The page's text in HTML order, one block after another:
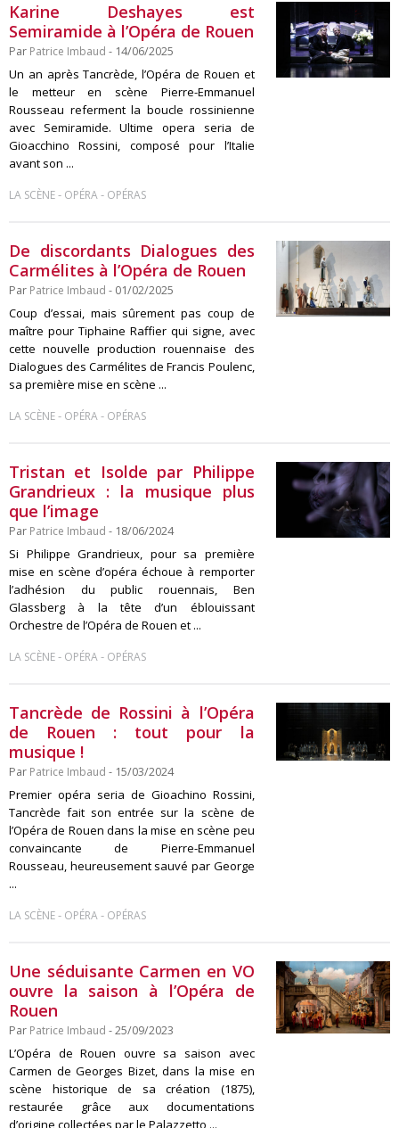
Karine Deshayes est
Semiramide à l’Opéra de Rouen
Par Patrice Imbaud - 14/06/2025
Un an après Tancrède, l’Opéra de Rouen et
le metteur en scène Pierre-Emmanuel
Rousseau referment la boucle rossinienne
avec Semiramide. Ultime opera seria de
Gioacchino Rossini, composé pour l’Italie
avant son ...
LA SCÈNE- OPÉRA- OPÉRAS
De discordants Dialogues des
Carmélites à l’Opéra de Rouen
Par Patrice Imbaud - 01/02/2025
Coup d’essai, mais sûrement pas coup de
maître pour Tiphaine Raffier qui signe, avec
cette nouvelle production rouennaise des
Dialogues des Carmélites de Francis Poulenc,
sa première mise en scène ...
LA SCÈNE- OPÉRA- OPÉRAS
Tristan et Isolde par Philippe
Grandrieux : la musique plus
que l’image
Par Patrice Imbaud - 18/06/2024
Si Philippe Grandrieux, pour sa première
mise en scène d’opéra échoue à remporter
l’adhésion du public rouennais, Ben
Glassberg à la tête d’un éblouissant
Orchestre de l’Opéra de Rouen et ...
LA SCÈNE- OPÉRA- OPÉRAS
Tancrède de Rossini à l’Opéra
de Rouen : tout pour la
musique !
Par Patrice Imbaud - 15/03/2024
Premier opéra seria de Gioachino Rossini,
Tancrède fait son entrée sur la scène de
l’Opéra de Rouen dans la mise en scène peu
convaincante de Pierre-Emmanuel
Rousseau, heureusement sauvé par George
...
LA SCÈNE- OPÉRA- OPÉRAS
Une séduisante Carmen en VO
ouvre la saison à l’Opéra de
Rouen
Par Patrice Imbaud - 25/09/2023
L’Opéra de Rouen ouvre sa saison avec
Carmen de Georges Bizet, dans la mise en
scène historique de sa création (1875),
restaurée grâce aux documentations
d’origine collectées par le Palazzetto ...